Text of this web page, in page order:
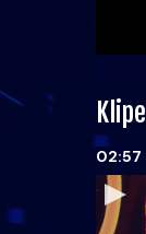
Klipe
02:57